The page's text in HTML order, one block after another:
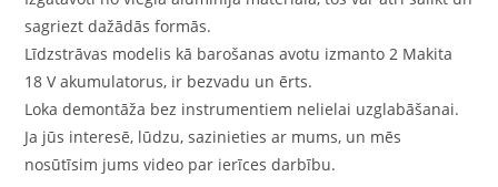
sagriezt dažādās formās.
Līdzstrāvas modelis kā barošanas avotu izmanto 2 Makita
18 V akumulatorus, ir bezvadu un ērts.
Loka demontāža bez instrumentiem nelielai uzglabāšanai.
Ja jūs interesē, lūdzu, sazinieties ar mums, un mēs
nosūtīsim jums video par ierīces darbību.